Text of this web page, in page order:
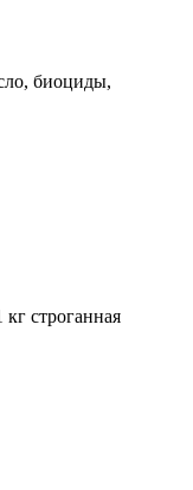
биоциды,
кг строганная